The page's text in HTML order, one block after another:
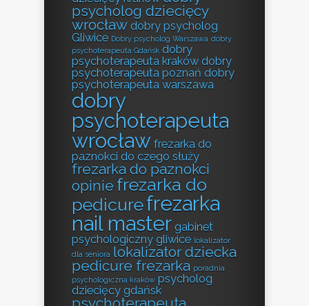
psycholog dziecięcy
wrocław dobry psycholog
Gliwice Dobry psycholog Warszawa dobry
psychoterapeuta Gdańsk dobry
psychoterapeuta kraków dobry
psychoterapeuta poznań dobry
psychoterapeuta warszawa
dobry
psychoterapeuta
wrocław frezarka do
paznokci do czego służy
frezarka do paznokci
opinie frezarka do
pedicurefrezarka
nail master gabinet
psychologiczny gliwice lokalizator
dla seniora lokalizator dziecka
pedicure frezarka poradnia
psychologiczna kraków psycholog
dziecięcy gdańsk